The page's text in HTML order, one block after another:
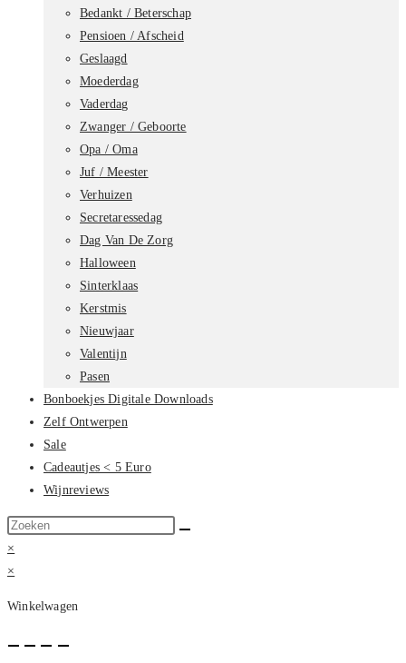
Bedankt / Beterschap
Pensioen / Afscheid
Geslaagd
Moederdag
Vaderdag
Zwanger / Geboorte
Opa / Oma
Juf / Meester
Verhuizen
Secretaressedag
Dag Van De Zorg
Halloween
Sinterklaas
Kerstmis
Nieuwjaar
Valentijn
Pasen
Bonboekjes Digitale Downloads
Zelf Ontwerpen
Sale
Cadeautjes < 5 Euro
Wijnreviews
Zoek
op
deze
×
×
Winkelwagen